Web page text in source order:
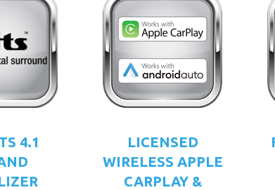
4.1
LICENSED
WIRELESS APPLE
CARPLAY &